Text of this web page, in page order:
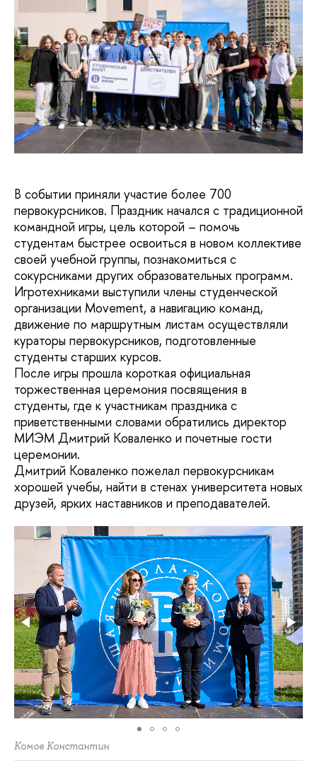
В событии приняли участие более 700
первокурсников. Праздник начался с традиционной
командной игры, цель которой – помочь
студентам быстрее освоиться в новом коллективе
своей учебной группы, познакомиться с
сокурсниками других образовательных программ.
Игротехниками выступили члены студенческой
организации Movement, а навигацию команд,
движение по маршрутным листам осуществляли
кураторы первокурсников, подготовленные
студенты старших курсов.
После игры прошла короткая официальная
торжественная церемония посвящения в
студенты, где к участникам праздника с
приветственными словами обратились директор
МИЭМ Дмитрий Коваленко и почетные гости
церемонии.
Дмитрий Коваленко пожелал первокурсникам
хорошей учебы, найти в стенах университета новых
друзей, ярких наставников и преподавателей.
Комов Константин